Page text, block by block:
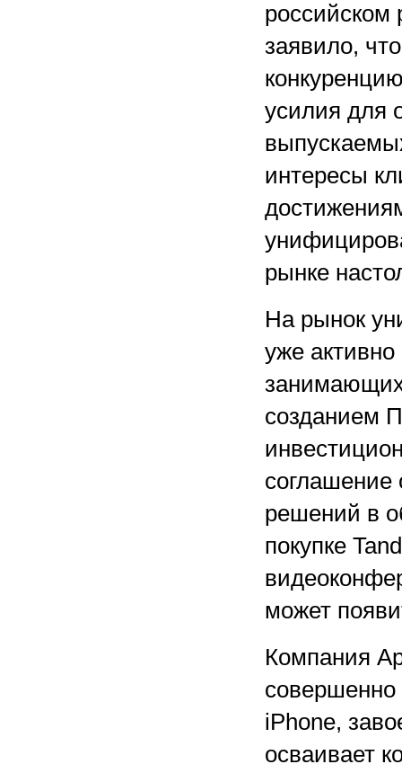
российском
заявило,
усилия для
интересы
рынке
На рынок
уже
созданием
соглашение
решений в
покупке
может
Компания
совершенно
iPhone,
осваивает